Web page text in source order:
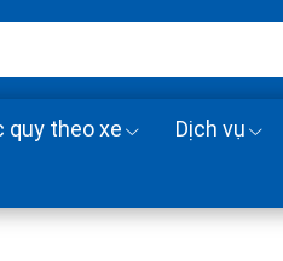
quy theo xe Dịch vụ